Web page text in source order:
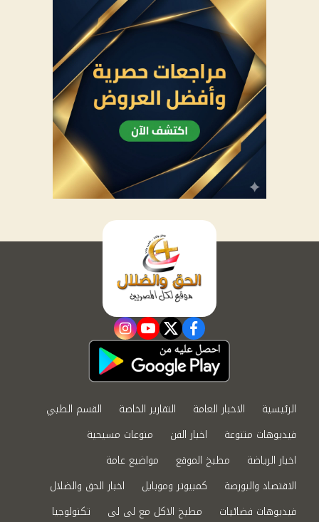
facebook
twitter
youtube
instagram
الرئيسية الاخبار العامة التقارير الخاصة
القسم الطبي
فيديوهات متنوعة
اخبار الفن
منوعات مسيحية
اخبار الرياضة
مطبخ الموقع
مواضيع عامة
الاقتصاد والبورصة
كمبيوتر وموبايل
اخبار الحق والضلال
فيديوهات فضائيات
مطبخ الاكل مع لى لى تكنولوجيا